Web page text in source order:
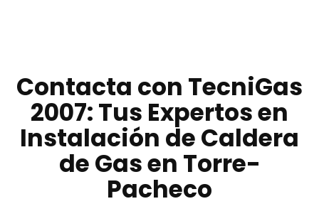
Contacta con TecniGas
2007: Tus Expertos en
Instalación de Caldera
de Gas en Torre-
Pacheco